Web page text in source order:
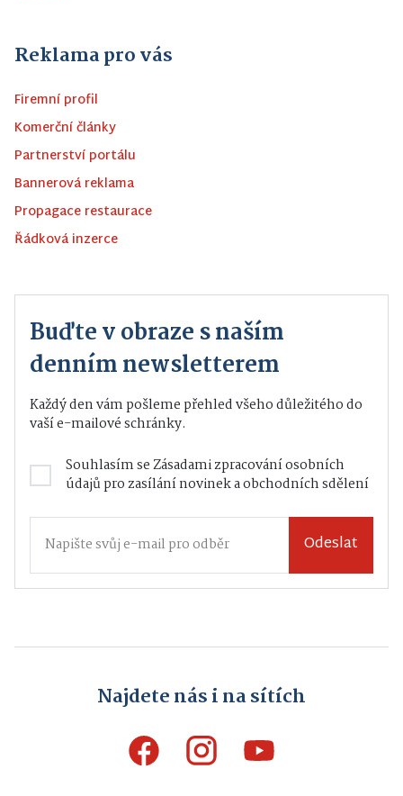
Reklama pro vás
Firemní profil
Komerční články
Partnerství portálu
Bannerová reklama
Propagace restaurace
Řádková inzerce
Buďte v obraze s naším
denním newsletterem
Každý den vám pošleme přehled všeho důležitého do
vaší e-mailové schránky.
Souhlasím seZásadami zpracování osobních
údajůpro zasílání novinek a obchodních sdělení
Odeslat
Najdete nás i na sítích